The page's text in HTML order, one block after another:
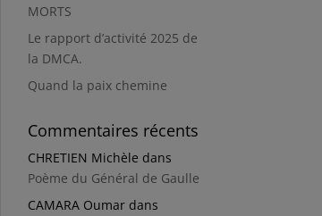
MORTS
Le rapport d’activité 2025 de
la DMCA.
Quand la paix chemine
Commentaires récents
CHRETIEN Michèle dans
Poème du Général de Gaulle
CAMARA Oumar dans